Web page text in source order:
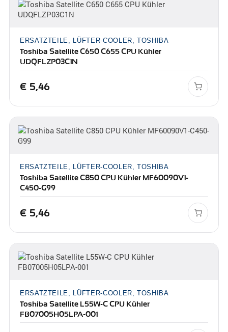
ERSATZTEILE, LÜFTER-COOLER, TOSHIBA
Toshiba Satellite C650 C655 CPU Kühler
UDQFLZP03C1N
€ 5,46
ERSATZTEILE, LÜFTER-COOLER, TOSHIBA
Toshiba Satellite C850 CPU Kühler MF60090V1-
C450-G99
€ 5,46
ERSATZTEILE, LÜFTER-COOLER, TOSHIBA
Toshiba Satellite L55W-C CPU Kühler
FB07005H05LPA-001